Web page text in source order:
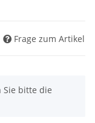
Frage zum Artikel
Sie bitte die